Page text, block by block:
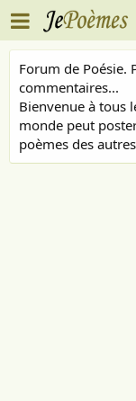
Forum de Poésie.
commentaires...
Bienvenue à tous
monde peut
poèmes des